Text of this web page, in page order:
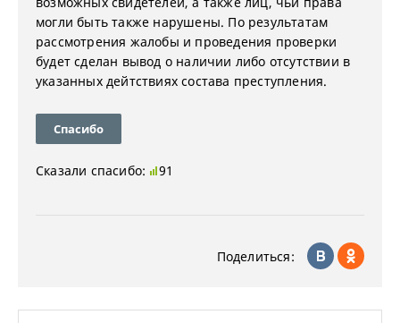
могли быть также нарушены. По результатам
рассмотрения жалобы и проведения проверки
будет сделан вывод о наличии либо отсутствии в
указанных дейтствиях состава преступления.
Спасибо
Сказали спасибо: 91
Поделиться: